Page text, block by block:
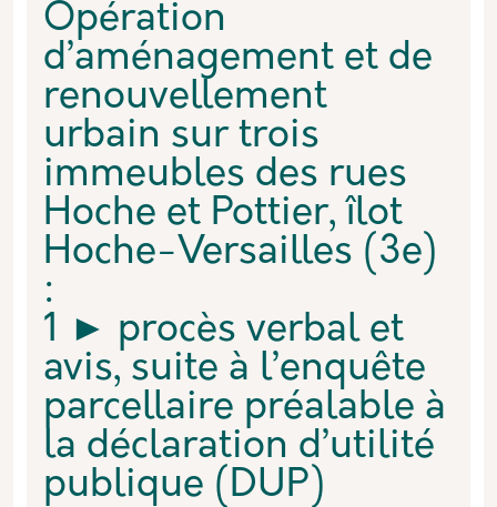
Opération
d’aménagement et de
renouvellement
urbain sur trois
immeubles des rues
Hoche et Pottier, îlot
Hoche-Versailles (3e)
:
1 ► procès verbal et
avis, suite à l’enquête
parcellaire préalable à
la déclaration d’utilité
publique (DUP)